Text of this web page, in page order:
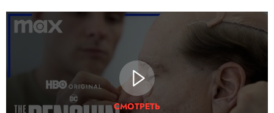
СМОТРЕТЬ